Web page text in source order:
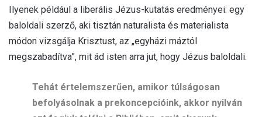
Ilyenek például a liberális Jézus-kutatás eredményei: egy
baloldali szerző, aki tisztán naturalista és materialista
módon vizsgálja Krisztust, az „egyházi máztól
megszabadítva”, mit ád isten arra jut, hogy Jézus baloldali.
Tehát értelemszerűen, amikor túlságosan
befolyásolnak a prekoncepcióink, akkor nyilván